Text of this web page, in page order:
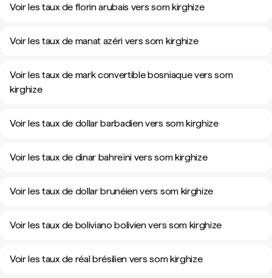
Voir les taux de florin arubais vers som kirghize
Voir les taux de manat azéri vers som kirghize
Voir les taux de mark convertible bosniaque vers som
kirghize
Voir les taux de dollar barbadien vers som kirghize
Voir les taux de dinar bahreïni vers som kirghize
Voir les taux de dollar brunéien vers som kirghize
Voir les taux de boliviano bolivien vers som kirghize
Voir les taux de réal brésilien vers som kirghize